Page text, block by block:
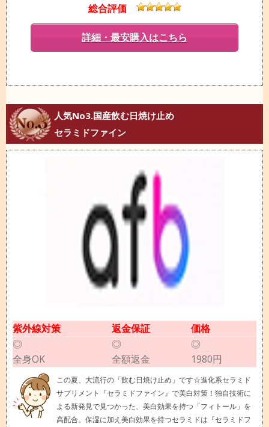
総合評価
詳細・最安購入はこちら
人気No3.国産飲む日焼け止め
セラミドファイン
紫外線対策 返金保証
価格
◎
全身OK
◎
全額返金
◎
1980円
この夏、大流行の「飲む日焼け止め」です☆進化系セラミド
サプリメント『セラミドファイン』で美白対策！独自技術に
よる新発見で見つかった、美白効果を持つ「フィトール」を
高配合。保湿に加え美白効果を持つセラミドは『セラミドフ